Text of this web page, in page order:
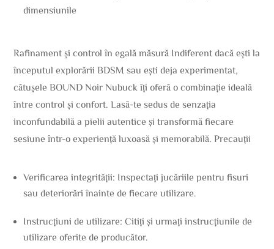
dimensiunile
Rafinament și control în egală măsură Indiferent dacă ești la
începutul explorării BDSM sau ești deja experimentat,
cătușele BOUND Noir Nubuck îți oferă o combinație ideală
între control și confort. Lasă-te sedus de senzația
inconfundabilă a pielii autentice și transformă fiecare
sesiune într-o experiență luxoasă și memorabilă. Precauții
Verificarea integrității: Inspectați jucăriile pentru fisuri
sau deteriorări înainte de fiecare utilizare.
Instrucțiuni de utilizare: Citiți și urmați instrucțiunile de
utilizare oferite de producător.